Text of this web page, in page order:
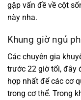
gặp vấn đề về cột
này nha.
Khung giờ ngủ
Các chuyên gia
trước 22 giờ tối, đây
hợp nhất để các cơ
trong cơ thể. Trong